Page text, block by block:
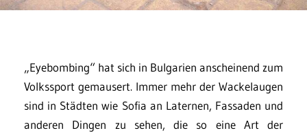
„Eyebombing“ hat sich in Bulgarien anscheinend zum
Volkssport gemausert. Immer mehr der Wackelaugen
sind in Städten wie Sofia an Laternen, Fassaden und
anderen Dingen zu sehen, die so eine Art der